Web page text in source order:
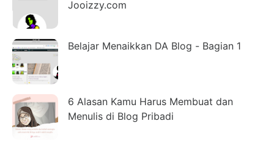
Jooizzy.com
Belajar Menaikkan DA Blog - Bagian 1
6 Alasan Kamu Harus Membuat dan
Menulis di Blog Pribadi